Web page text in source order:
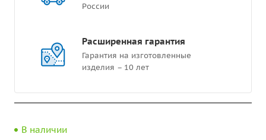
России
Расширенная гарантия
Гарантия на изготовленные
изделия – 10 лет
В наличии